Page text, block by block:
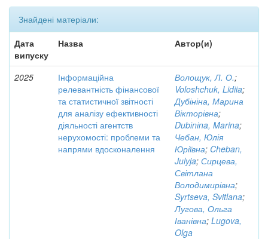
Знайдені матеріали:
Дата
випуску
Назва Автор(и)
2025
Інформаційна
релевантність фінансової
та статистичної звітності
для аналізу ефективності
діяльності агентств
нерухомості: проблеми та
напрями вдосконалення
Волощук, Л. О.;
Voloshchuk, Lidiia;
Дубініна, Марина
Вікторівна;
Dubіnіna, Marina;
Чебан, Юлія
Юріївна; Cheban,
Julyja; Сирцева,
Світлана
Володимирівна;
Syrtseva, Svitlana;
Лугова, Ольга
Іванівна; Lugova,
Olga